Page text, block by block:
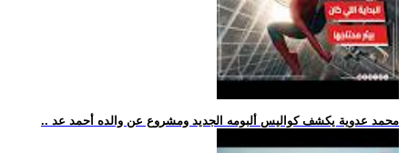
.. محمد عدوية يكشف كواليس ألبومه الجديد ومشروع عن والده أحمد عد